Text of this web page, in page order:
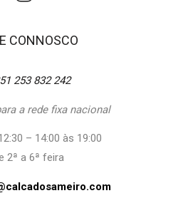
CONNOSCO
253 832 242
a rede fixa nacional
– 14:00 às 19:00
2ª a 6ª feira